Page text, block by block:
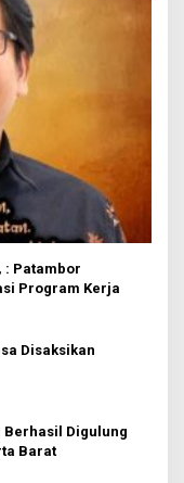
: Patambor
Program Kerja
Disaksikan
Berhasil Digulung
Barat